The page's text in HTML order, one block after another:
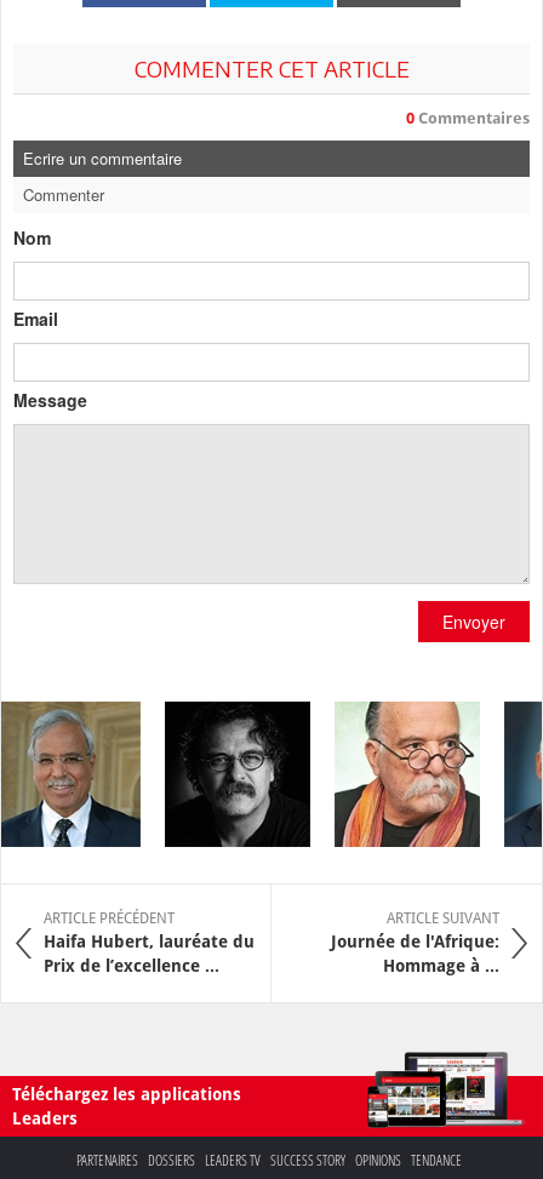
COMMENTER CET ARTICLE
0 Commentaires
Ecrire un commentaire
Commenter
Nom
Email
Message
Envoyer
ARTICLE PRÉCÉDENT
Haifa Hubert, lauréate du
Prix de l’excellence ...
ARTICLE SUIVANT
Journée de l'Afrique:
Hommage à ...
Téléchargez les applications
Leaders
PARTENAIRES DOSSIERS LEADERS TV SUCCESS STORY OPINIONS TENDANCE